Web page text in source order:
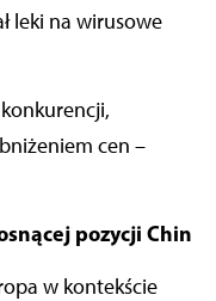
leki na wirusowe
cen –
pozycji Chin
w kontekście